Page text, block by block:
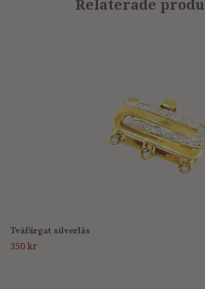
Tvåfärgat silverlås
350 kr